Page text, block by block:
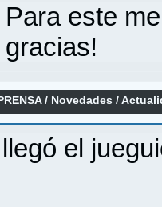
Para este
gracias!
/ Novedades /
el